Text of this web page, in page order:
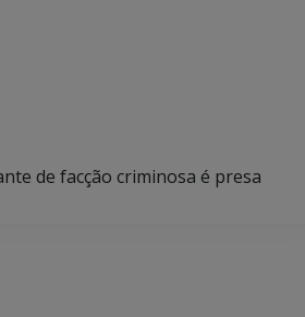
de facção criminosa é presa